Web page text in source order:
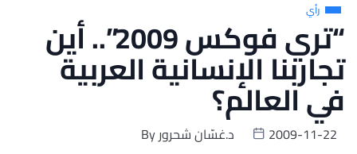
رأي
“تري فوكس 2009”.. أين
تجاربنا الإنسانية العربية
في العالم؟
Byد.غسّان شحرور
2009-11-22